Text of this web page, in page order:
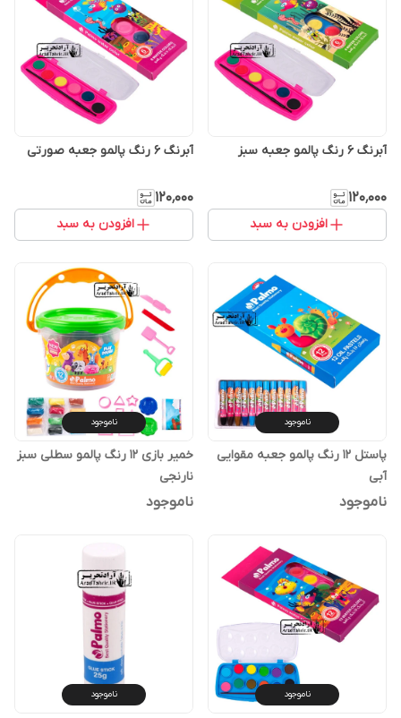
آبرنگ 6 رنگ پالمو جعبه سبز
۱۲۰٬۰۰۰
افزودن به سبد
آبرنگ 6 رنگ پالمو جعبه صورتی
۱۲۰٬۰۰۰
افزودن به سبد
ناموجود
پاستل 12 رنگ پالمو جعبه مقوایی
آبی
ناموجود
ناموجود
خمیر بازی 12 رنگ پالمو سطلی سبز
نارنجی
ناموجود
ناموجود ناموجود